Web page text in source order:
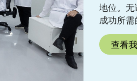
地位。
成功所需
查看